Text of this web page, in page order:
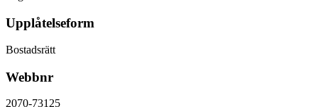
Upplåtelseform
Bostadsrätt
Webbnr
2070-73125